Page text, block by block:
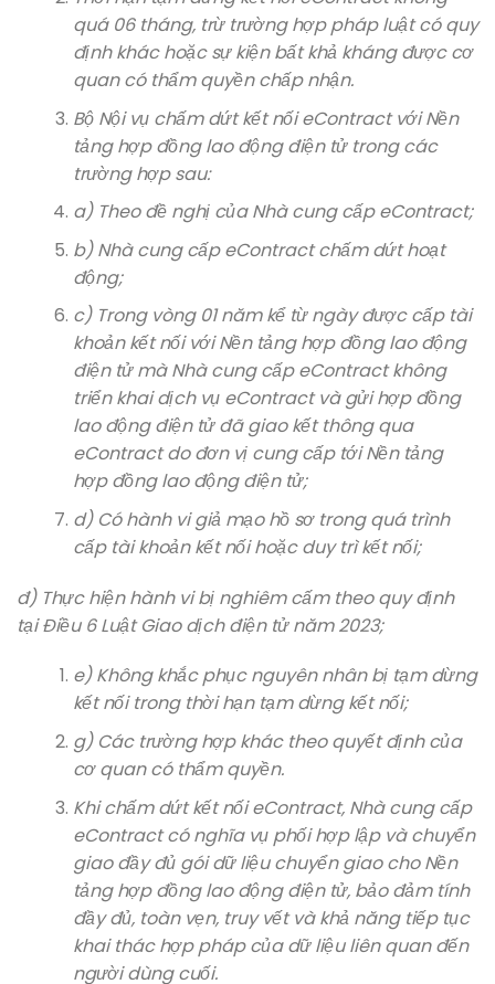
quá 06 tháng, trừ trường hợp pháp luật có quy
định khác hoặc sự kiện bất khả kháng được cơ
quan có thẩm quyền chấp nhận.
Bộ Nội vụ chấm dứt kết nối eContract với Nền
tảng hợp đồng lao động điện tử trong các
trường hợp sau:
a) Theo đề nghị của Nhà cung cấp eContract;
b) Nhà cung cấp eContract chấm dứt hoạt
động;
c) Trong vòng 01 năm kể từ ngày được cấp tài
khoản kết nối với Nền tảng hợp đồng lao động
điện tử mà Nhà cung cấp eContract không
triển khai dịch vụ eContract và gửi hợp đồng
lao động điện tử đã giao kết thông qua
eContract do đơn vị cung cấp tới Nền tảng
hợp đồng lao động điện tử;
d) Có hành vi giả mạo hồ sơ trong quá trình
cấp tài khoản kết nối hoặc duy trì kết nối;
đ) Thực hiện hành vi bị nghiêm cấm theo quy định
tại Điều 6 Luật Giao dịch điện tử năm 2023;
e) Không khắc phục nguyên nhân bị tạm dừng
kết nối trong thời hạn tạm dừng kết nối;
g) Các trường hợp khác theo quyết định của
cơ quan có thẩm quyền.
Khi chấm dứt kết nối eContract, Nhà cung cấp
eContract có nghĩa vụ phối hợp lập và chuyển
giao đầy đủ gói dữ liệu chuyển giao cho Nền
tảng hợp đồng lao động điện tử, bảo đảm tính
đầy đủ, toàn vẹn, truy vết và khả năng tiếp tục
khai thác hợp pháp của dữ liệu liên quan đến
người dùng cuối.